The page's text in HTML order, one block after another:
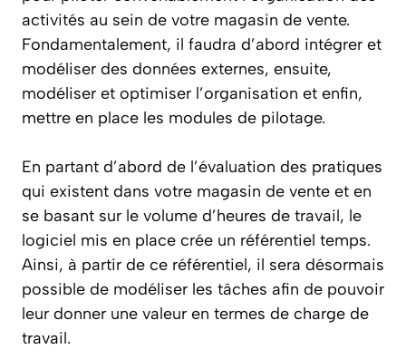
activités au sein de votre magasin de vente.
Fondamentalement, il faudra d’abord intégrer et
modéliser des données externes, ensuite,
modéliser et optimiser l’organisation et enfin,
mettre en place les modules de pilotage.
En partant d’abord de l’évaluation des pratiques
qui existent dans votre magasin de vente et en
se basant sur le volume d’heures de travail, le
logiciel mis en place crée un référentiel temps.
Ainsi, à partir de ce référentiel, il sera désormais
possible de modéliser les tâches afin de pouvoir
leur donner une valeur en termes de charge de
travail.